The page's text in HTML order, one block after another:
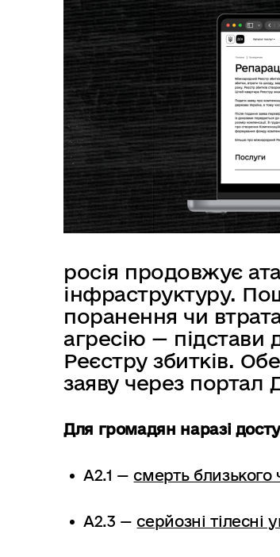
росія продовжує
інфраструктуру.
поранення чи
агресію —
Реєстру збитків.
заяву через портал
Для громадян наразі
A2.1 —смерть близького
A2.3 —серйозні